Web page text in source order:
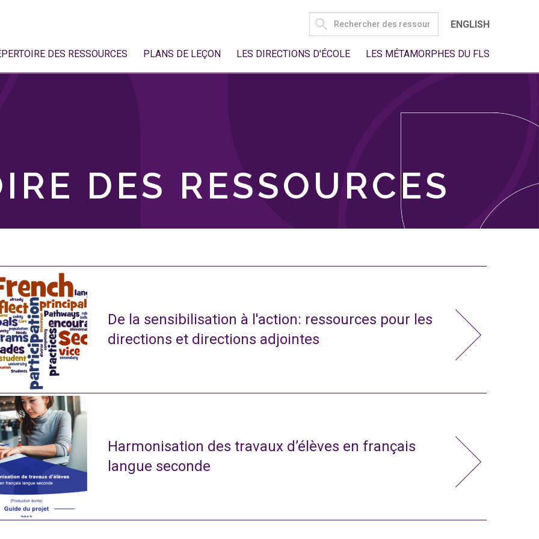
SEARCH
FOR:
ENGLISH
DES RESSOURCES PLANS DE LEÇON LES DIRECTIONS D'ÉCOLE LES MÉTAMORPHES DU FLS
DES RESSOURCES
De la sensibilisation à l'action: ressources pour les
directions et directions adjointes
Harmonisation des travaux d’élèves en français
langue seconde